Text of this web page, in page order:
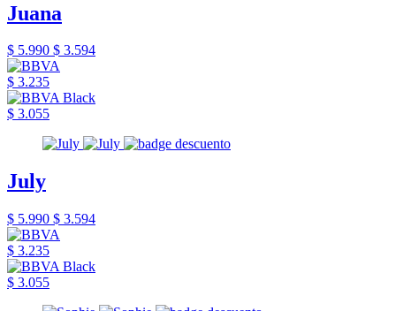
Juana
$ 5.990 $ 3.594
$ 3.235
$ 3.055
July
$ 5.990 $ 3.594
$ 3.235
$ 3.055